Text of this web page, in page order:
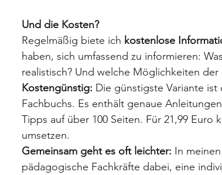
Und die Kosten?
Regelmäßig biete ich kostenlose
haben, sich umfassend zu informieren:
realistisch? Und welche Möglichkeiten
Kostengünstig: Die günstigste Variante ist
Fachbuchs. Es enthält genaue
Tipps auf über 100 Seiten. Für 21,99
umsetzen.
Gemeinsam geht es oft leichter: In
pädagogische Fachkräfte dabei, eine